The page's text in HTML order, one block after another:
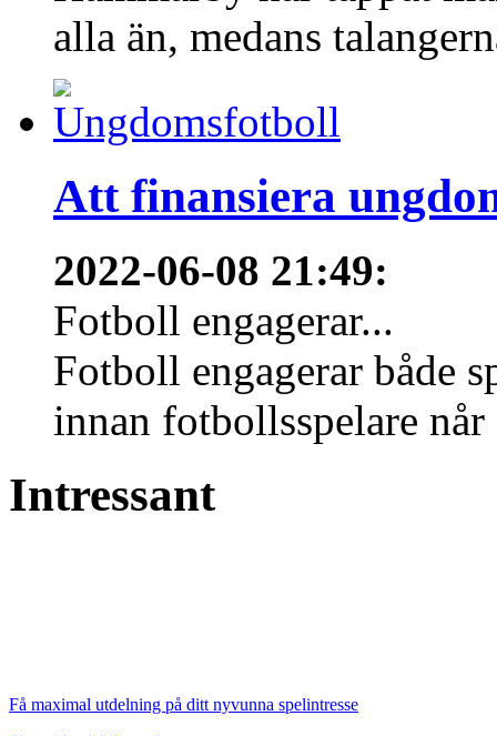
alla än, medans
Att finansiera
2022-06-08 21:49:
Fotboll engagerar...
Fotboll engagerar både
innan fotbollsspelare
Intressant
Få maximal utdelning på ditt nyvunna spelintresse